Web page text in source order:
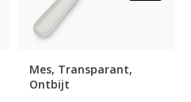
Mes, Transparant,
Ontbijt